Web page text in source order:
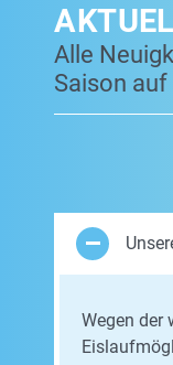
Alle
Saison
Wegen der